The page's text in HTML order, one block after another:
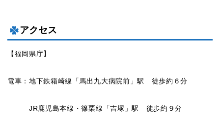
アクセス
【福岡県庁】
電車：地下鉄箱崎線「馬出九大病院前」駅 徒歩約６分
JR鹿児島本線・篠栗線「吉塚」駅 徒歩約９分